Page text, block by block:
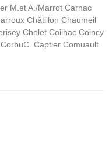
M.et A./Marrot Carnac
Châtillon Chaumeil
Cholet Coilhac Coincy
Captier Comuault